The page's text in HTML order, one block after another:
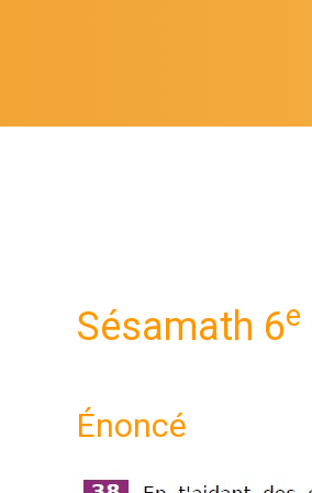
Sésamath 6e
Énoncé